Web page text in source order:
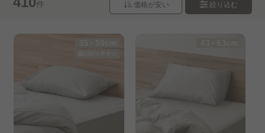
洗面所・バスルーム 玄関・エクステリア
件 価格が安い 絞り込む